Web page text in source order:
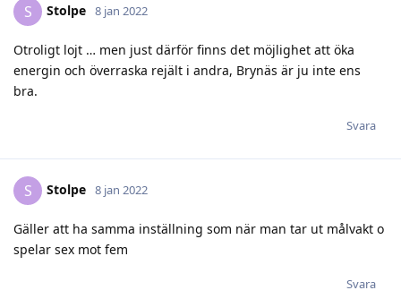
S Stolpe 8 jan 2022
Otroligt lojt … men just därför finns det möjlighet att öka
energin och överraska rejält i andra, Brynäs är ju inte ens
bra.
Svara
S Stolpe 8 jan 2022
Gäller att ha samma inställning som när man tar ut målvakt o
spelar sex mot fem
Svara